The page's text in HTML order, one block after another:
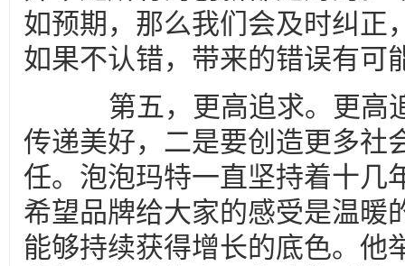
如预期，那么我们会及时纠正
如果不认错，带来的错误有可
第五，更高追求。更高
传递美好，二是要创造更多社
任。泡泡玛特一直坚持着十几
希望品牌给大家的感受是温暖
能够持续获得增长的底色。他